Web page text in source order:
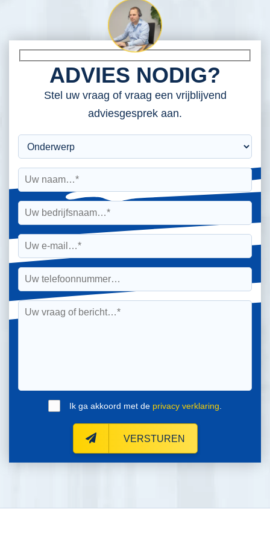
ADVIES NODIG?
Stel uw vraag of vraag een vrijblijvend
adviesgesprek aan.
Ik ga akkoord met de privacy verklaring
VERSTUREN